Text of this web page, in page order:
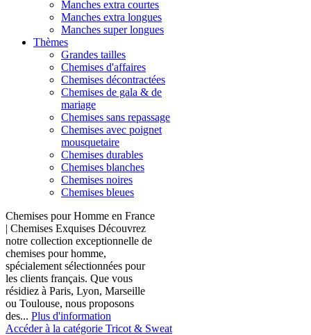
Manches extra courtes
Manches extra longues
Manches super longues
Thèmes
Grandes tailles
Chemises d'affaires
Chemises décontractées
Chemises de gala & de
mariage
Chemises sans repassage
Chemises avec poignet
mousquetaire
Chemises durables
Chemises blanches
Chemises noires
Chemises bleues
Chemises pour Homme en France
| Chemises Exquises Découvrez
notre collection exceptionnelle de
chemises pour homme,
spécialement sélectionnées pour
les clients français. Que vous
résidiez à Paris, Lyon, Marseille
ou Toulouse, nous proposons
des... Plus d'information
Accéder à la catégorie Tricot & Sweat